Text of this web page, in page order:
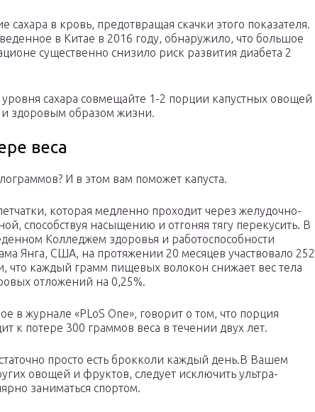
сахара в кровь, предотвращая скачки этого показателя.
в Китае в 2016 году, обнаружило, что большое
существенно снизило риск развития диабета 2
сахара совмещайте 1-2 порции капустных овощей
здоровым образом жизни.
веса
И в этом вам поможет капуста.
которая медленно проходит через желудочно-
способствуя насыщению и отгоняя тягу перекусить. В
Колледжем здоровья и работоспособности
Янга, США, на протяжении 20 месяцев участвовало 252
что каждый грамм пищевых волокон снижает вес тела
отложений на 0,25%.
в журнале «PLoS One», говорит о том, что порция
к потере 300 граммов веса в течении двух лет.
просто есть брокколи каждый день.В Вашем
овощей и фруктов, следует исключить ультра-
заниматься спортом.